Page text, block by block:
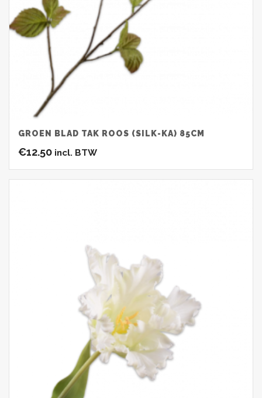
GROEN BLAD TAK ROOS (SILK-KA) 85CM
€12.50 incl. BTW